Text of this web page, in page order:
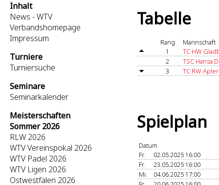
Inhalt
News - WTV
Verbandshomepage
Impressum
Turniere
Turniersuche
Seminare
Seminarkalender
Meisterschaften
Sommer 2026
RLW 2026
WTV Vereinspokal 2026
WTV Padel 2026
WTV Ligen 2026
Ostwestfalen 2026
Tabelle
Rang
Mannschaft
1
TC HW
2
TSC Hansa
3
TC RW
Spielplan
Datum
Fr.
02.05.2025 16:00
Fr.
23.05.2025 16:00
Mi.
04.06.2025 17:00